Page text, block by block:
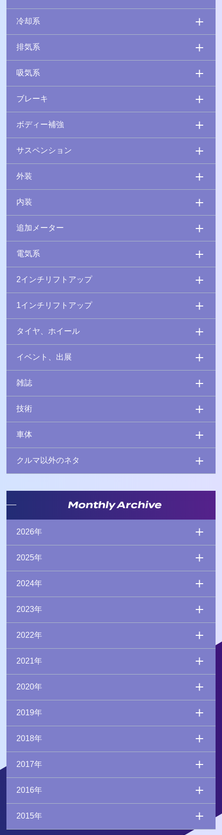
冷却系
排気系
吸気系
ブレーキ
ボディー補強
サスペンション
外装
内装
追加メーター
電気系
2インチリフトアップ
1インチリフトアップ
タイヤ、ホイール
イベント、出展
雑誌
技術
車体
クルマ以外のネタ
Monthly Archive
2026年
2025年
2024年
2023年
2022年
2021年
2020年
2019年
2018年
2017年
2016年
2015年